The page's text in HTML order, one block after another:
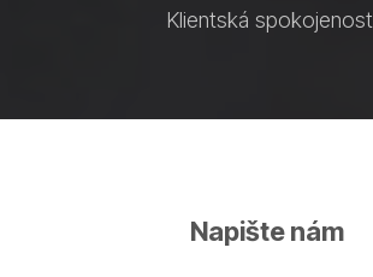
Klientská spokojenost
Napište nám